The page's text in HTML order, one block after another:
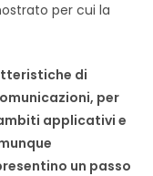
per cui la
di
per
applicativi e
un passo